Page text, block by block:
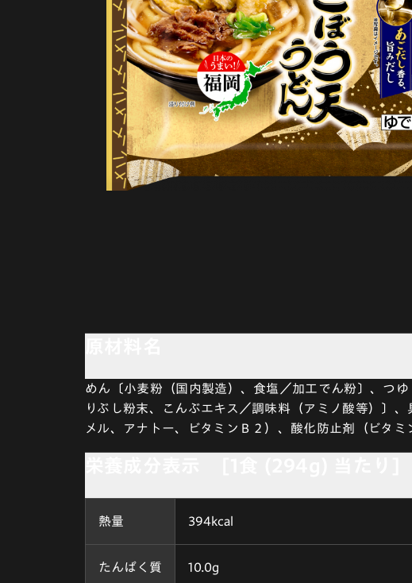
めん〔小麦粉（国内製造）、食塩／加工でん粉〕、つ
りぶし粉末、こんぶエキス／調味料（アミノ酸等）〕
メル、アナトー、ビタミンＢ２）、酸化防止剤（ビタ
熱量 394kcal
たんぱく質 10.0g